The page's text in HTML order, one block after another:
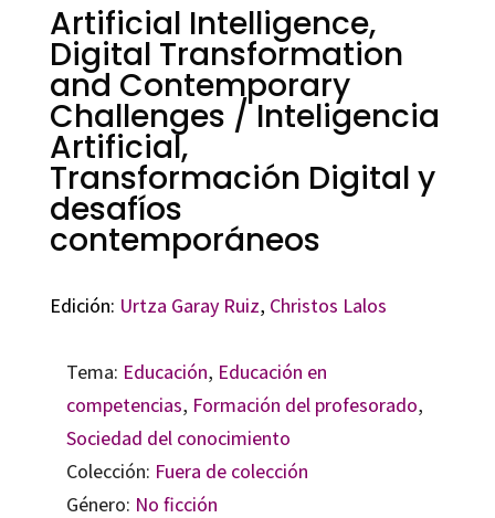
Artificial Intelligence,
Digital Transformation
and Contemporary
Challenges / Inteligencia
Artificial,
Transformación Digital y
desafíos
contemporáneos
Edición: Urtza Garay Ruiz, Christos Lalos
Tema: Educación, Educación en
competencias, Formación del profesorado,
Sociedad del conocimiento
Colección: Fuera de colección
Género: No ficción